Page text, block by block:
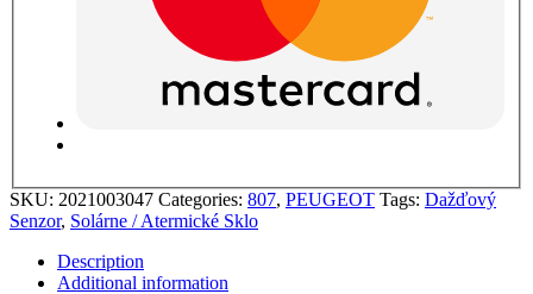
SKU: 2021003047 Categories: 807, PEUGEOT Tags: Dažďový
Senzor, Solárne / Atermické Sklo
Description
Additional information